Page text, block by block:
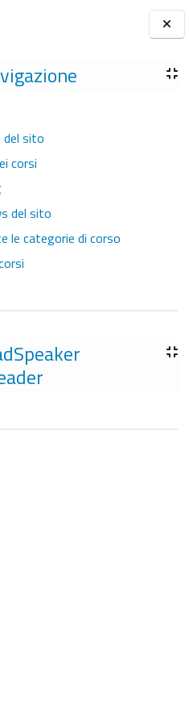
del sito
corsi
del sito
le categorie di corso